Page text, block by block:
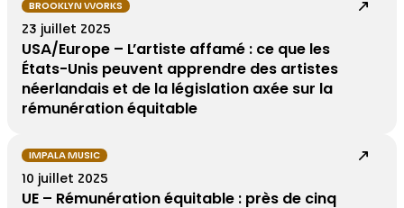
BROOKLYN WORKS
23 juillet 2025
USA/Europe – L’artiste affamé : ce que les
États-Unis peuvent apprendre des artistes
néerlandais et de la législation axée sur la
rémunération équitable
IMPALA MUSIC
10 juillet 2025
UE – Rémunération équitable : près de cinq